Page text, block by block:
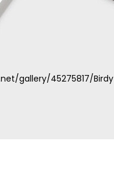
gallery/45275817/Birdy